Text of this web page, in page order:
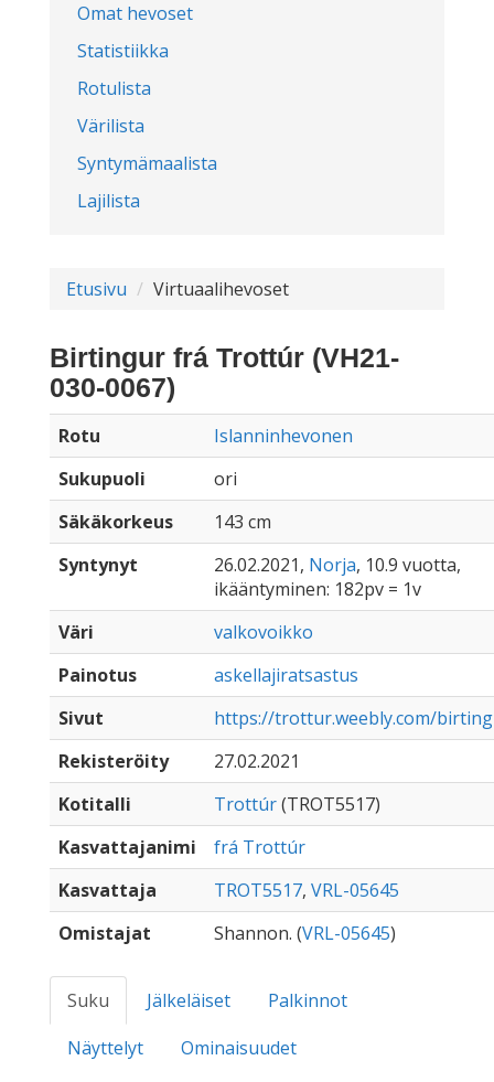
Omat hevoset
Statistiikka
Rotulista
Värilista
Syntymämaalista
Lajilista
Etusivu Virtuaalihevoset
Birtingur frá Trottúr (VH21-
030-0067)
Rotu
Islanninhevonen
Sukupuoli
ori
Säkäkorkeus
143 cm
Syntynyt
26.02.2021, Norja, 10.9 vuotta,
ikääntyminen: 182pv = 1v
Väri
valkovoikko
Painotus
askellajiratsastus
Sivut
https://trottur.weebly.com/
Rekisteröity
27.02.2021
Kotitalli
Trottúr(TROT5517)
Kasvattajanimi
frá Trottúr
Kasvattaja
TROT5517, VRL-05645
Omistajat
Shannon. (VRL-05645)
Suku Jälkeläiset
Palkinnot
Näyttelyt
Ominaisuudet